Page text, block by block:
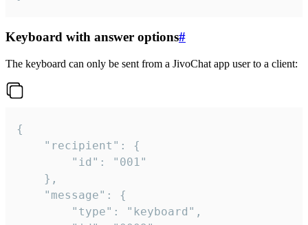
Keyboard with answer options#
The keyboard can only be sent from a JivoChat app user to a client:
{